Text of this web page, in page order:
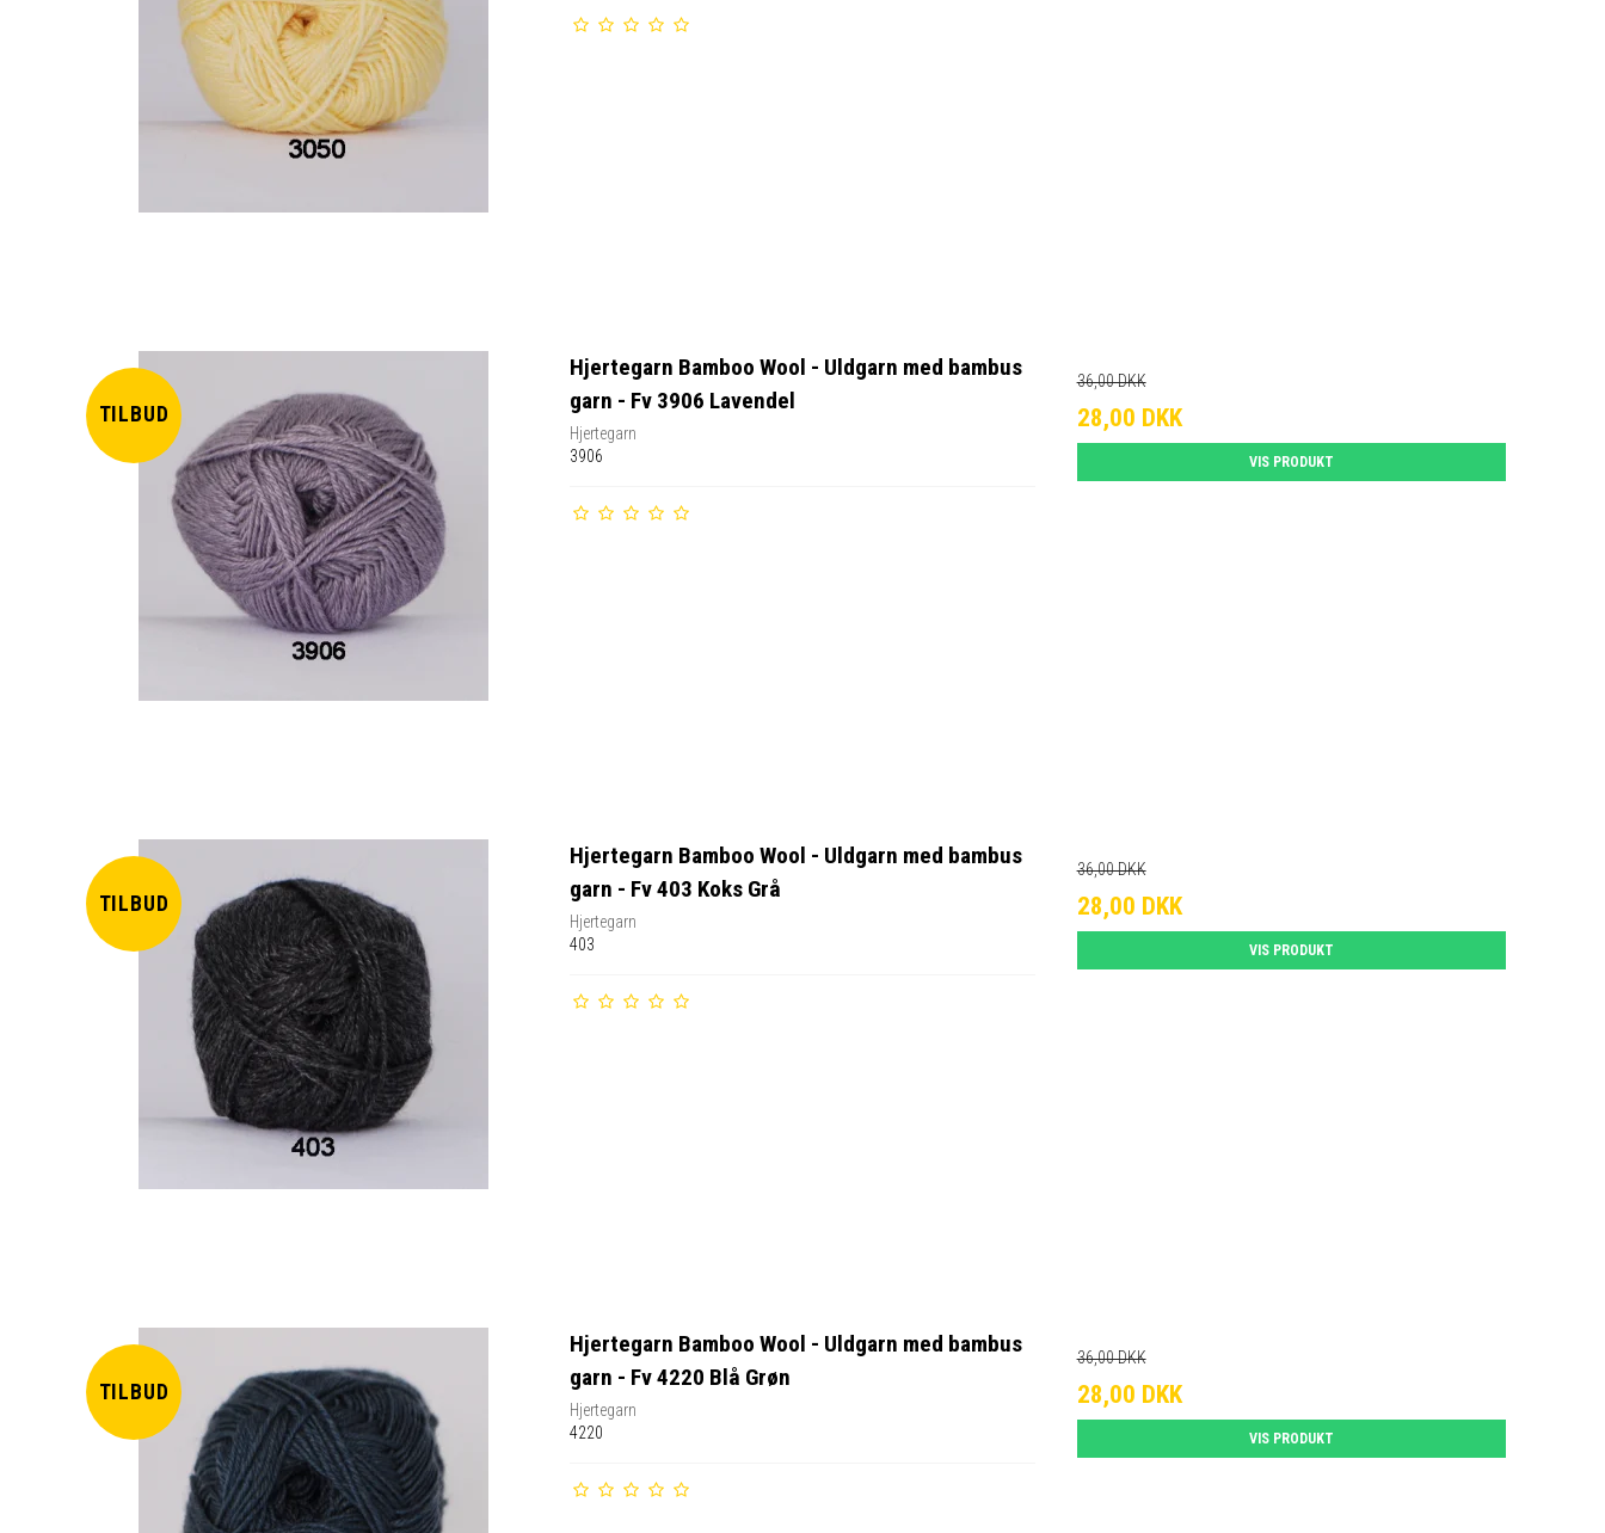
TILBUD
Hjertegarn Bamboo Wool - Uldgarn med bambus
garn - Fv 3906 Lavendel
Hjertegarn
3906
36,00 DKK
28,00 DKK
VIS PRODUKT
TILBUD
Hjertegarn Bamboo Wool - Uldgarn med bambus
garn - Fv 403 Koks Grå
Hjertegarn
403
36,00 DKK
28,00 DKK
VIS PRODUKT
TILBUD
Hjertegarn Bamboo Wool - Uldgarn med bambus
garn - Fv 4220 Blå Grøn
Hjertegarn
4220
36,00 DKK
28,00 DKK
VIS PRODUKT